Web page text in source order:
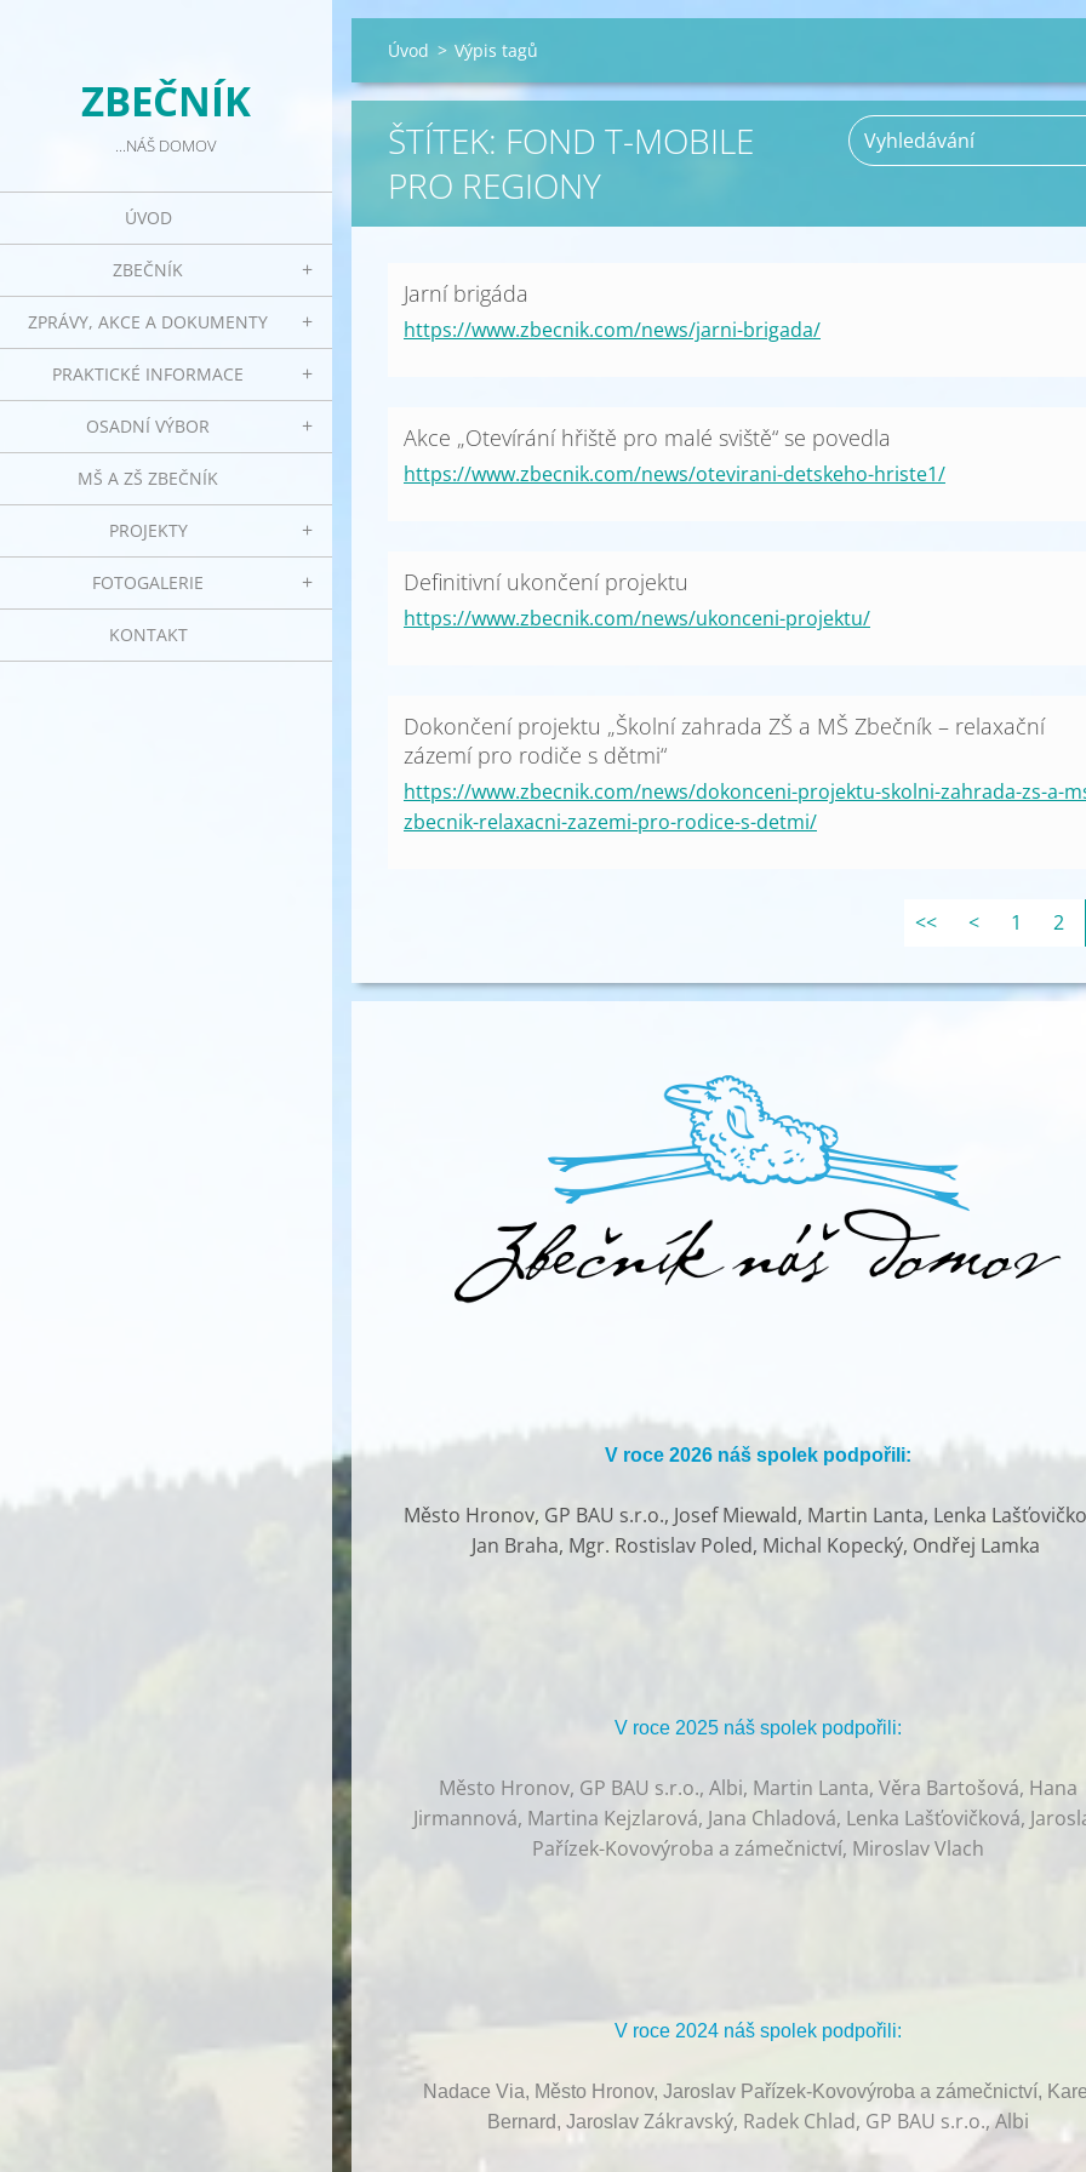
ZBEČNÍK
...NÁŠ DOMOV
ÚVOD
ZBEČNÍK
ZPRÁVY, AKCE A DOKUMENTY
PRAKTICKÉ INFORMACE
OSADNÍ VÝBOR
MŠ A ZŠ ZBEČNÍK
PROJEKTY
FOTOGALERIE
KONTAKT
Úvod > Výpis tagů
ŠTÍTEK: FOND T-MOBILE
PRO REGIONY
Jarní brigáda
https://www.zbecnik.com/news/jarni-brigada/
Akce „Otevírání hřiště pro malé sviště“ se povedla
https://www.zbecnik.com/news/otevirani-detskeho-hriste1/
Definitivní ukončení projektu
https://www.zbecnik.com/news/ukonceni-projektu/
Dokončení projektu „Školní zahrada ZŠ a MŠ Zbečník – relaxační
zázemí pro rodiče s dětmi“
https://www.zbecnik.com/news/dokonceni-projektu-skolni-zahrada-zs-a-
zbecnik-relaxacni-zazemi-pro-rodice-s-detmi/
<< < 1 2
V roce 2026 náš spolek podpořili:
Město Hronov, GP BAU s.r.o., Josef Miewald, Martin Lanta, Lenka
Jan Braha, Mgr. Rostislav Poled, Michal Kopecký, Ondřej Lamka
V roce 2025 náš spolek podpořili:
Město Hronov, GP BAU s.r.o., Albi, Martin Lanta, Věra Bartošová, Hana
Jirmannová, Martina Kejzlarová, Jana Chladová, Lenka Lašťovičková,
Pařízek-Kovovýroba a zámečnictví, Miroslav Vlach
V roce 2024 náš spolek podpořili:
Nadace Via, Město Hronov, Jaroslav Pařízek-Kovovýroba a zámečnictví,
Bernard, JaroslavZákravský, Radek Chlad, GP BAU s.r.o., Albi